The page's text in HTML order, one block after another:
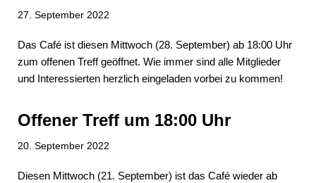
27. September 2022
Das Café ist diesen Mittwoch (28. September) ab 18:00 Uhr
zum offenen Treff geöffnet. Wie immer sind alle Mitglieder
und Interessierten herzlich eingeladen vorbei zu kommen!
Offener Treff um 18:00 Uhr
20. September 2022
Diesen Mittwoch (21. September) ist das Café wieder ab